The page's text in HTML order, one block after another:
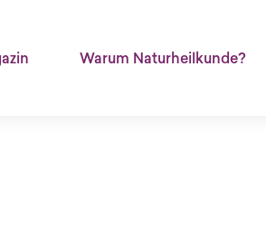
Warum Naturheilkunde?